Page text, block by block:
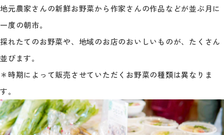
地元農家さんの新鮮お野菜から作家さんの作品などが並ぶ月に
一度の朝市。
採れたてのお野菜や、地域のお店のおいしいものが、たくさん
並びます。
＊時期によって販売させていただくお野菜の種類は異なりま
す。